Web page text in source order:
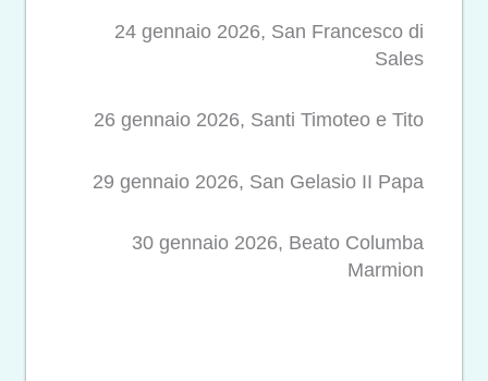
24 gennaio 2026, San Francesco di
Sales
26 gennaio 2026, Santi Timoteo e Tito
29 gennaio 2026, San Gelasio II Papa
30 gennaio 2026, Beato Columba
Marmion